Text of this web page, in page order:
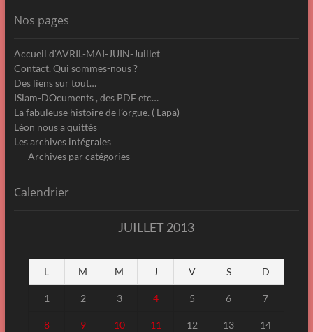
Nos pages
Accueil d’AVRIL-MAI-JUIN-Juillet
Contact. Qui sommes-nous ?
Des liens sur tout…
ISlam-DOcuments , des PDF etc…
La fabuleuse histoire de l’orgue. ( Lapa)
Léon nous a quittés
Les archives intégrales
Archives par catégories
Calendrier
JUILLET 2013
L M M J V S D
1 2 3 4 5 6 7
8 9 10 11 12 13 14